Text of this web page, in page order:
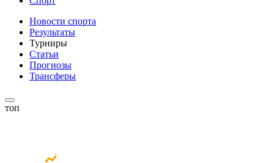
Новости спорта
Результаты
Турниры
Статьи
Прогнозы
Трансферы
топ